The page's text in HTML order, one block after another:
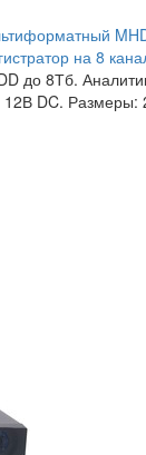
на 8
до 8Тб.
12В DC. Размеры: